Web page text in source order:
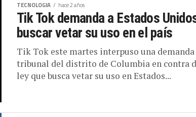
TECNOLOGIA hace 2 años
Tik Tok demanda a Estados
buscar vetar su uso en el país
Tik Tok este martes interpuso una
tribunal del distrito de Columbia en contra
ley que busca vetar su uso en Estados...